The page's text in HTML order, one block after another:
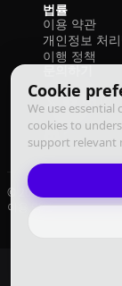
Cookie
We use
cookies to
support relevant
법률
이용 약관
개인정보 처
이행 정책
문의하기
© 2026 Deemos
이용 약관개인정보 처